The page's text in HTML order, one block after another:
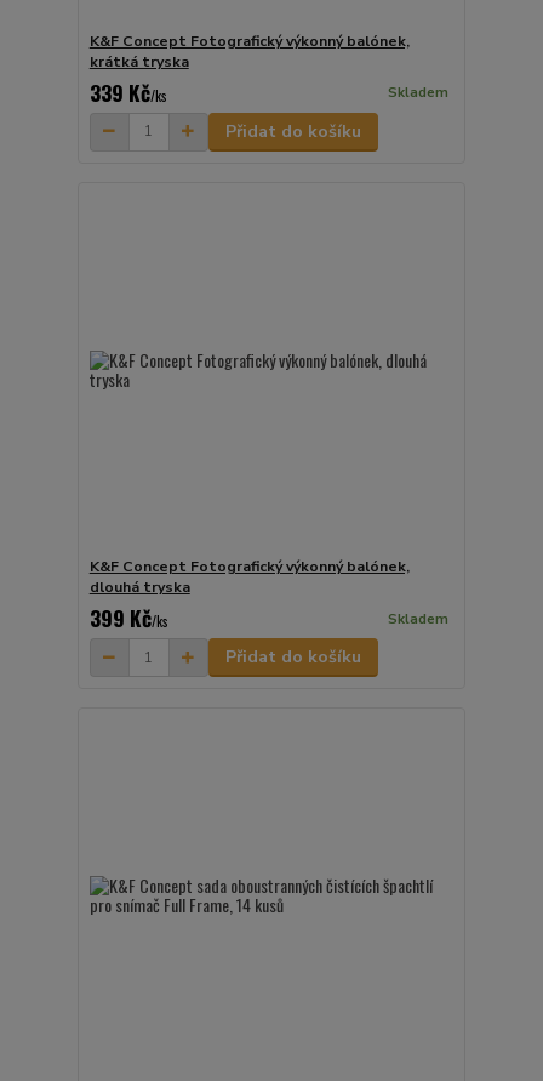
K&F Concept Fotografický výkonný balónek,
krátká tryska
339 Kč/ks Skladem
Přidat do košíku
K&F Concept Fotografický výkonný balónek,
dlouhá tryska
399 Kč/ks Skladem
Přidat do košíku